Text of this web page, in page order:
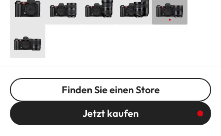
Finden Sie einen Store
Jetzt kaufen